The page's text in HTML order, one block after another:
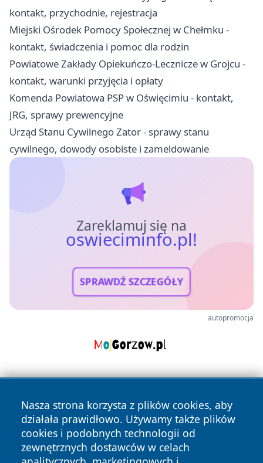
kontakt, przychodnie, rejestracja
Miejski Ośrodek Pomocy Społecznej w Chełmku -
kontakt, świadczenia i pomoc dla rodzin
Powiatowe Zakłady Opiekuńczo-Lecznicze w Grojcu -
kontakt, warunki przyjęcia i opłaty
Komenda Powiatowa PSP w Oświęcimiu - kontakt,
JRG, sprawy prewencyjne
Urząd Stanu Cywilnego Zator - sprawy stanu
cywilnego, dowody osobiste i zameldowanie
Zareklamuj się na
oswieciminfo.pl!
SPRAWDŹ SZCZEGÓŁY
autopromocja
Nasza strona korzysta z plików cookies, aby
działała prawidłowo. Używamy także plików
cookies i podobnych technologii od
zewnętrznych dostawców w celach
Copyright © 2026 oswieciminfo.pl Wszystkie prawa